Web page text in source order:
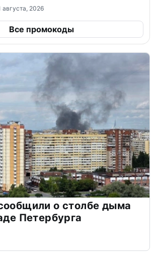
августа, 2026
Все промокоды
о столбе дыма
Петербурга